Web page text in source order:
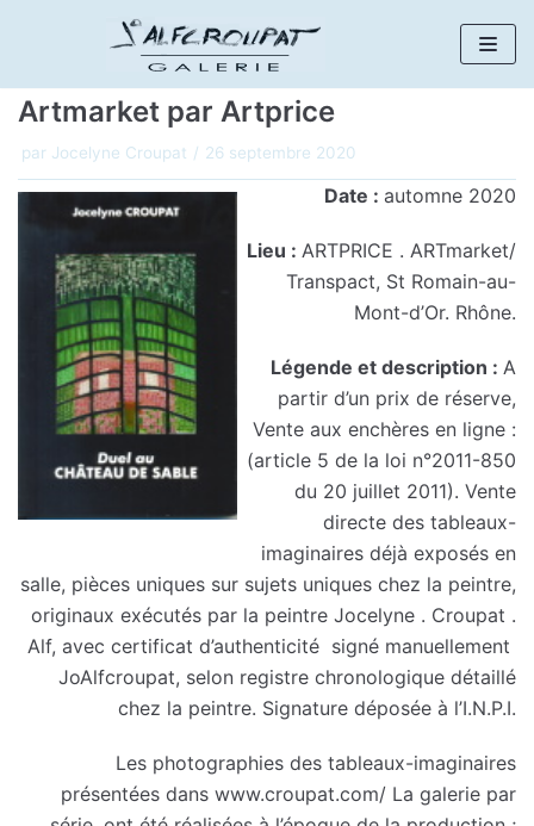
au
contenu
Artmarket par Artprice
par Jocelyne Croupat 26 septembre 2020
Date : automne 2020
Lieu : ARTPRICE . ARTmarket/
Transpact, St Romain-au-
Mont-d’Or. Rhône.
Légende et description : A
partir d’un prix de réserve,
Vente aux enchères en ligne :
(article 5 de la loi n°2011-850
du 20 juillet 2011). Vente
directe des tableaux-
imaginaires déjà exposés en
salle, pièces uniques sur sujets uniques chez la peintre,
originaux exécutés par la peintre Jocelyne . Croupat .
Alf, avec certificat d’authenticité signé manuellement
JoAlfcroupat, selon registre chronologique détaillé
chez la peintre. Signature déposée à l’I.N.P.I.
Les photographies des tableaux-imaginaires
présentées dans www.croupat.com/ La galerie par